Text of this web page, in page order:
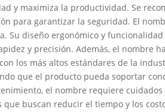
y maximiza la productividad. Se
para garantizar la seguridad. El
Su diseño ergonómico y
y precisión. Además, el nombre
los más altos estándares de la
que el producto pueda soportar
el nombre requiere
que buscan reducir el tiempo y los